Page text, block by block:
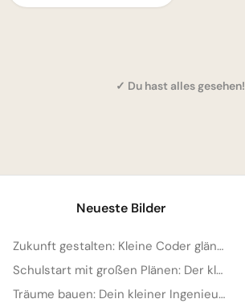
✓ Du hast alles gesehen!
Neueste Bilder
Zukunft gestalten: Kleine Coder glänzen für Instagram
Schulstart mit großen Plänen: Der kleine Architekt erobert Pinterest!
Träume bauen: Dein kleiner Ingenieur startet durch – perfekt für WhatsApp!